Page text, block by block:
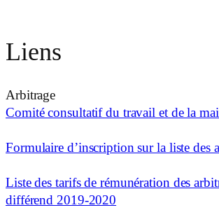
Liens
Arbitrage
Comité consultatif du travail et de la
Formulaire d’inscription sur la liste des
Liste des tarifs de rémunération des
différend 2019-2020